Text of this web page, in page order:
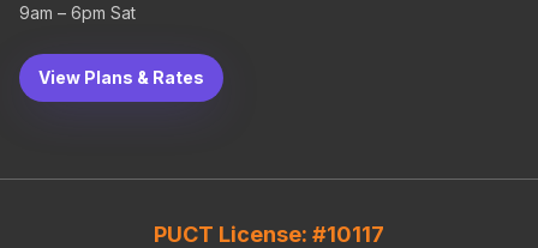
9am – 6pm Sat
View Plans & Rates
PUCT License: #10117